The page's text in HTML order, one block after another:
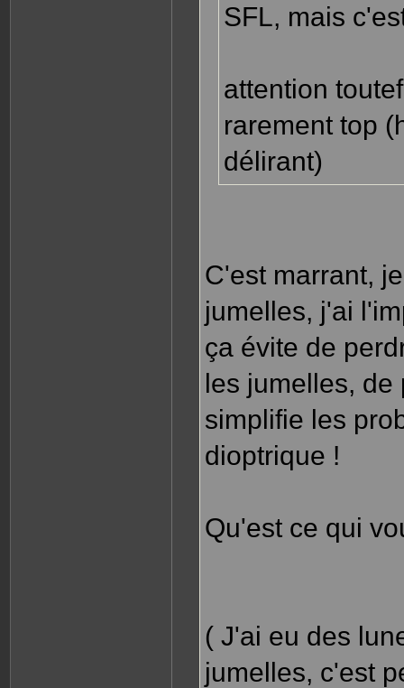
SFL, mais
attention
rarement top
délirant)
C'est marrant,
jumelles, j'ai
ça évite de
les jumelles, de
simplifie les
dioptrique !
Qu'est ce qui
( J'ai eu des
jumelles, c'est